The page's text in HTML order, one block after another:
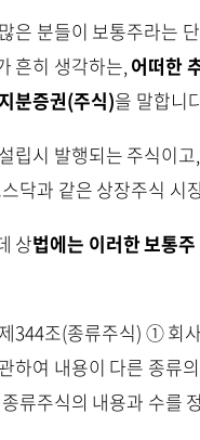
은 분들이 보통주라는
흔히 생각하는, 어떠한
분증권(주식)을 말합니
립시 발행되는 주식이
닥과 같은 상장주식 시
상법에는 이러한 보통
344조(종류주식) ① 회
하여 내용이 다른 종류
류주식의 내용과 수를